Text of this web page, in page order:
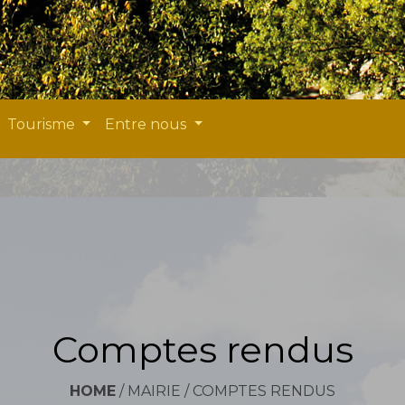
Tourisme Entre nous
Comptes rendus
HOME / MAIRIE / COMPTES RENDUS